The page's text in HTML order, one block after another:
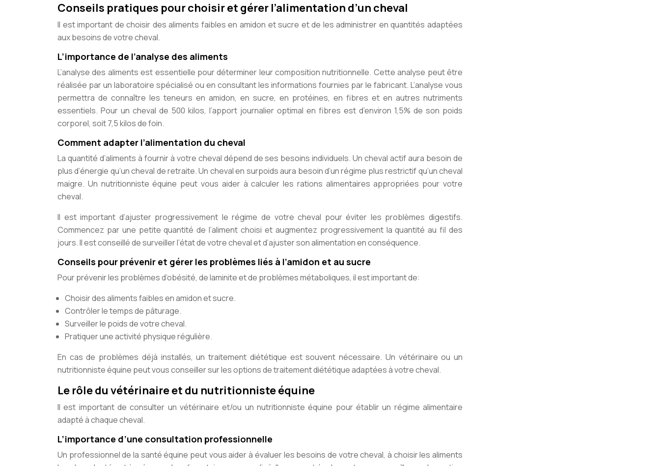
Conseils pratiques pour choisir et gérer l’alimentation d’un cheval
Il est important de choisir des aliments faibles en amidon et sucre et de les administrer en quantités adaptées
aux besoins de votre cheval.
L’importance de l’analyse des aliments
L’analyse des aliments est essentielle pour déterminer leur composition nutritionnelle. Cette analyse peut être
réalisée par un laboratoire spécialisé ou en consultant les informations fournies par le fabricant. L’analyse vous
permettra de connaître les teneurs en amidon, en sucre, en protéines, en fibres et en autres nutriments
essentiels. Pour un cheval de 500 kilos, l’apport journalier optimal en fibres est d’environ 1,5% de son poids
corporel, soit 7,5 kilos de foin.
Comment adapter l’alimentation du cheval
La quantité d’aliments à fournir à votre cheval dépend de ses besoins individuels. Un cheval actif aura besoin de
plus d’énergie qu’un cheval de retraite. Un cheval en surpoids aura besoin d’un régime plus restrictif qu’un cheval
maigre. Un nutritionniste équine peut vous aider à calculer les rations alimentaires appropriées pour votre
cheval.
Il est important d’ajuster progressivement le régime de votre cheval pour éviter les problèmes digestifs.
Commencez par une petite quantité de l’aliment choisi et augmentez progressivement la quantité au fil des
jours. Il est conseillé de surveiller l’état de votre cheval et d’ajuster son alimentation en conséquence.
Conseils pour prévenir et gérer les problèmes liés à l’amidon et au sucre
Pour prévenir les problèmes d’obésité, de laminite et de problèmes métaboliques, il est important de:
Choisir des aliments faibles en amidon et sucre.
Contrôler le temps de pâturage.
Surveiller le poids de votre cheval.
Pratiquer une activité physique régulière.
En cas de problèmes déjà installés, un traitement diététique est souvent nécessaire. Un vétérinaire ou un
nutritionniste équine peut vous conseiller sur les options de traitement diététique adaptées à votre cheval.
Le rôle du vétérinaire et du nutritionniste équine
Il est important de consulter un vétérinaire et/ou un nutritionniste équine pour établir un régime alimentaire
adapté à chaque cheval.
L’importance d’une consultation professionnelle
Un professionnel de la santé équine peut vous aider à évaluer les besoins de votre cheval, à choisir les aliments